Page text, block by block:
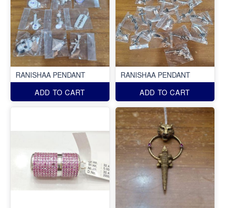
RANISHAA PENDANT
ADD TO CART
RANISHAA PENDANT
ADD TO CART